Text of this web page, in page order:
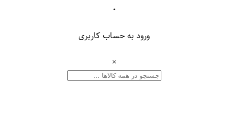
۰
ورود به حساب کاربری
×